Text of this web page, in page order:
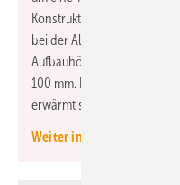
Konstruktionsgewicht von
bei der Altbau-Sanierung
Aufbauhöhe inklusive aller
100 mm. Da die Heizmasse
erwärmt sich ein Raum
Weiter informieren